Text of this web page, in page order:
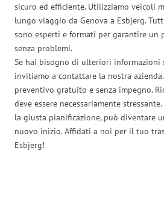
sicuro ed efficiente. Utilizziamo veicoli
lungo viaggio da Genova a Esbjerg.
sono esperti e formati per garantire un
senza problemi.
Se hai bisogno di ulteriori informazioni
invitiamo a contattare la nostra
preventivo gratuito e senza impegno.
deve essere necessariamente
la giusta pianificazione, può diventare
nuovo inizio. Affidati a noi per il tuo
Esbjerg!